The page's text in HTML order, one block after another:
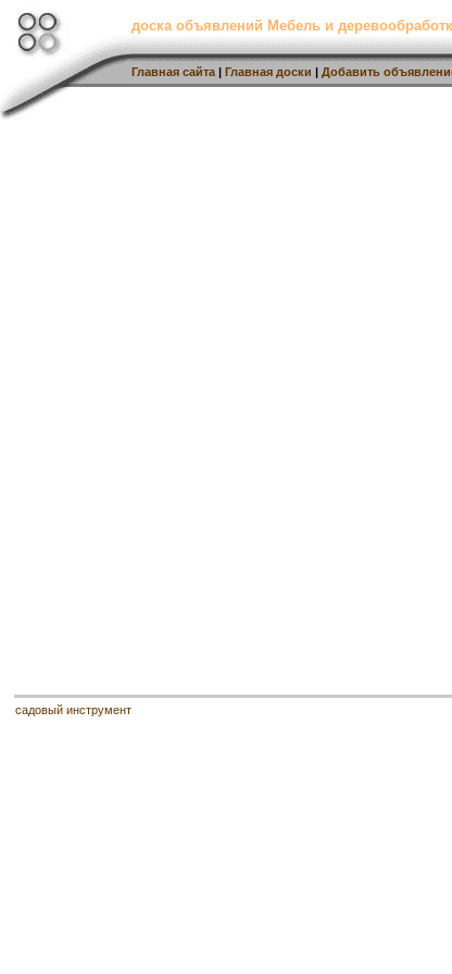
доска объявлений Мебель и
Главная сайта | Главная доски | Добавить
садовый инструмент